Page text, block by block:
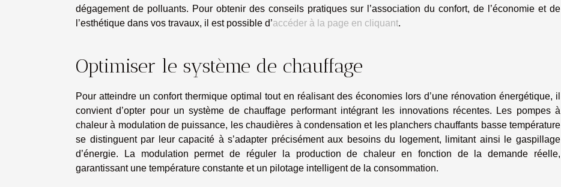
dégagement de polluants. Pour obtenir des conseils pratiques sur l’association du confort, de l’économie et de
l’esthétique dans vos travaux, il est possible d’accéder à la page en cliquant.
Optimiser le système de chauffage
Pour atteindre un confort thermique optimal tout en réalisant des économies lors d’une rénovation énergétique, il
convient d’opter pour un système de chauffage performant intégrant les innovations récentes. Les pompes à
chaleur à modulation de puissance, les chaudières à condensation et les planchers chauffants basse température
se distinguent par leur capacité à s’adapter précisément aux besoins du logement, limitant ainsi le gaspillage
d’énergie. La modulation permet de réguler la production de chaleur en fonction de la demande réelle,
garantissant une température constante et un pilotage intelligent de la consommation.